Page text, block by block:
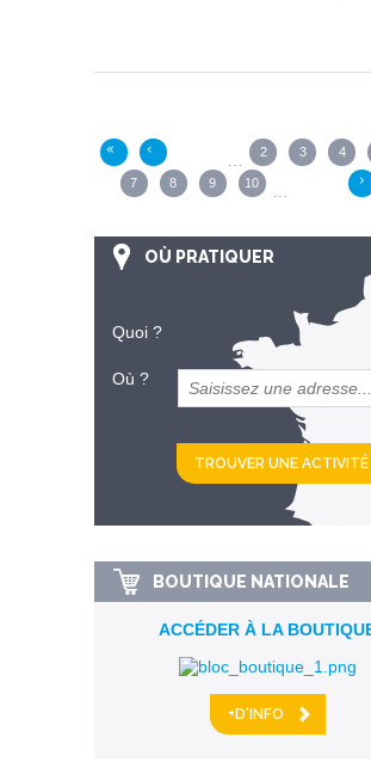
« ‹ … 2 3 4
7 8 9 10 … ›
OÙ PRATIQUER
Quoi ?
Où ?
et
km alentour
BOUTIQUE NATIONALE
ACCÉDER À LA
+D'INFO